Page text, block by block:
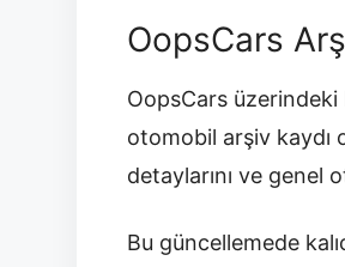
OopsCars
OopsCars üzerindeki
otomobil arşiv kaydı
detaylarını ve
Bu güncellemede